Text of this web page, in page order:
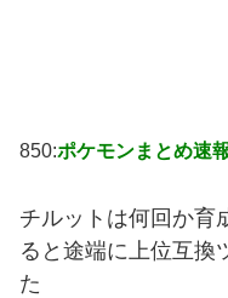
850:ポケモンまとめ速
チルットは何回か育
ると途端に上位互換
た